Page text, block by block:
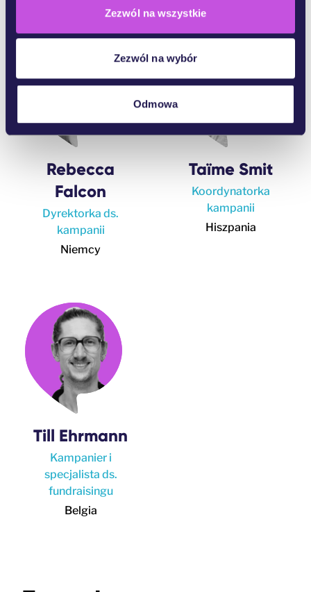
Zezwól na wszystkie
Zezwól na wybór
Odmowa
Rebecca
Falcon
Dyrektorka ds.
kampanii
Niemcy
Taïme Smit
Koordynatorka
kampanii
Hiszpania
Till Ehrmann
Kampanier i
specjalista ds.
fundraisingu
Belgia